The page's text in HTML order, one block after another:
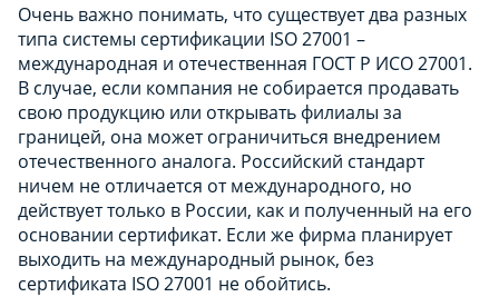
Очень важно понимать, что существует два разных
типа системы сертификации ISO 27001 –
международная и отечественная ГОСТ Р ИСО 27001.
В случае, если компания не собирается продавать
свою продукцию или открывать филиалы за
границей, она может ограничиться внедрением
отечественного аналога. Российский стандарт
ничем не отличается от международного, но
действует только в России, как и полученный на его
основании сертификат. Если же фирма планирует
выходить на международный рынок, без
сертификата ISO 27001 не обойтись.